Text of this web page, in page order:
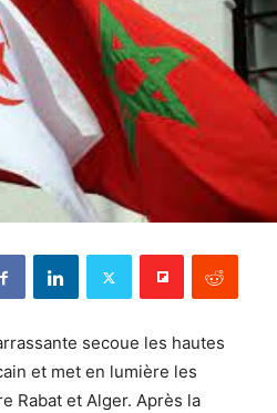
secoue les hautes
et met en lumière les
Rabat et Alger. Après la